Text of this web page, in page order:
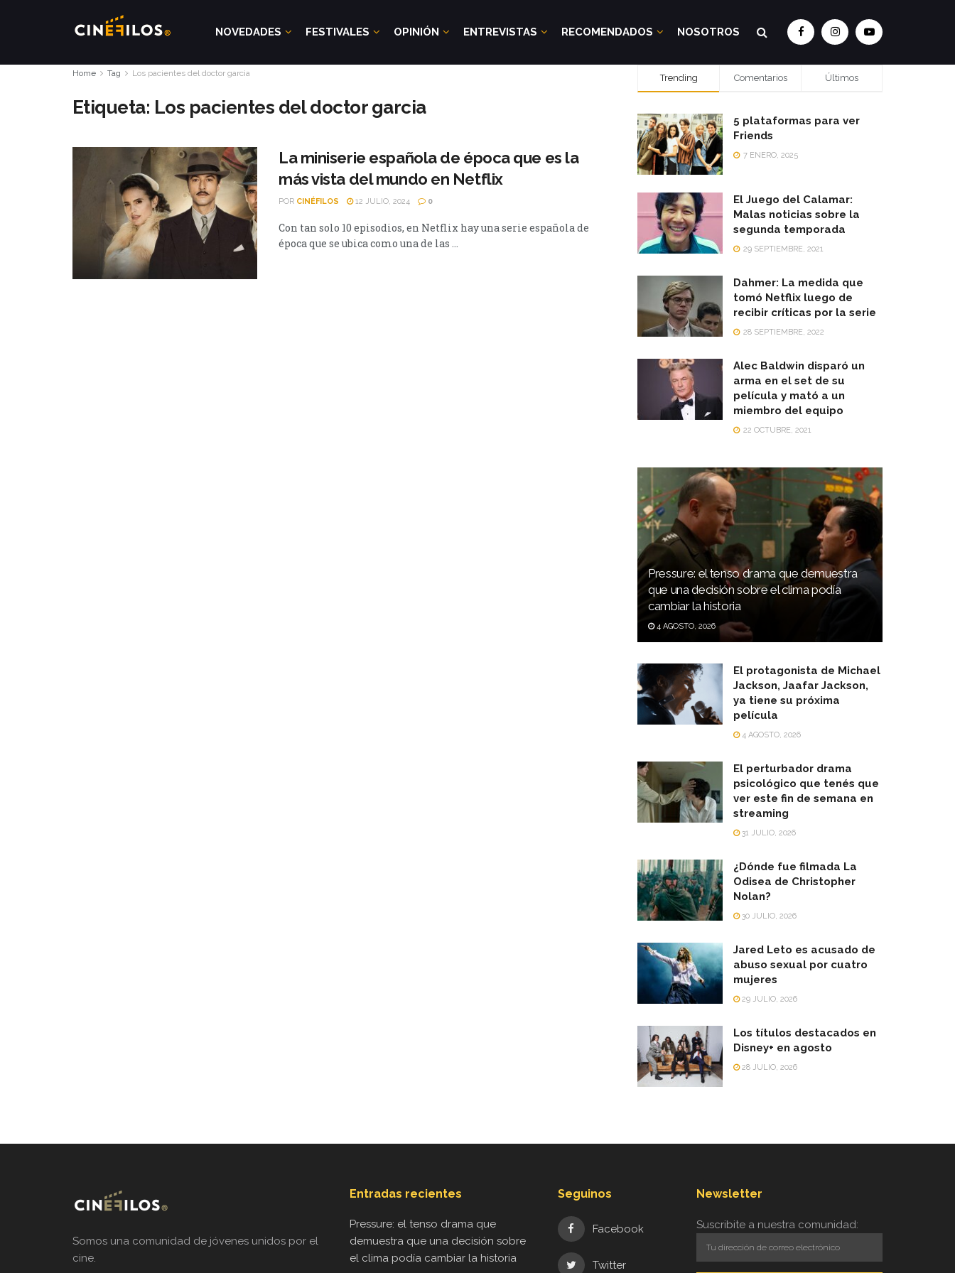
NOVEDADES FESTIVALES OPINIÓN ENTREVISTAS RECOMENDADOS NOSOTROS
Home Tag Los pacientes del doctor garcia
Etiqueta: Los pacientes del doctor garcia
La miniserie española de época que es la
más vista del mundo en Netflix
POR CINÉFILOS 12 JULIO, 2024 0
Con tan solo 10 episodios, en Netflix hay una serie española de
época que se ubica como una de las ...
Trending Comentarios Últimos
5 plataformas para ver
Friends
7 ENERO, 2025
El Juego del Calamar:
Malas noticias sobre la
segunda temporada
29 SEPTIEMBRE, 2021
Dahmer: La medida que
tomó Netflix luego de
recibir críticas por la serie
28 SEPTIEMBRE, 2022
Alec Baldwin disparó un
arma en el set de su
película y mató a un
miembro del equipo
22 OCTUBRE, 2021
Pressure: el tenso drama que demuestra
que una decisión sobre el clima podía
cambiar la historia
4 AGOSTO, 2026
El protagonista de Michael
Jackson, Jaafar Jackson,
ya tiene su próxima
película
4 AGOSTO, 2026
El perturbador drama
psicológico que tenés que
ver este fin de semana en
streaming
31 JULIO, 2026
¿Dónde fue filmada La
Odisea de Christopher
Nolan?
30 JULIO, 2026
Jared Leto es acusado de
abuso sexual por cuatro
mujeres
29 JULIO, 2026
Los títulos destacados en
Disney+ en agosto
28 JULIO, 2026
Somos una comunidad de jóvenes unidos por el
cine.
Entradas recientes
Pressure: el tenso drama que
demuestra que una decisión sobre
el clima podía cambiar la historia
Seguinos
Facebook
Twitter
Newsletter
Suscribite a nuestra comunidad: